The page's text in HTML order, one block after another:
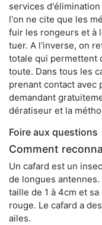
services
l'on ne cite que les
fuir les rongeurs et à
tuer. A l'inverse, on
totale qui permettent
toute. Dans tous les
prenant contact avec
demandant
dératiseur et la
Foire aux questions
Comment
Un cafard est un
de longues
taille de 1 à 4cm et
rouge. Le cafard a
ailes.